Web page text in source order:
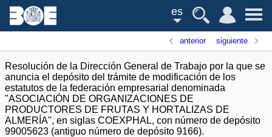
es
anterior siguiente
Resolución de la Dirección General de Trabajo por la que se
anuncia el depósito del trámite de modificación de los
estatutos de la federación empresarial denominada
"ASOCIACIÓN DE ORGANIZACIONES DE
PRODUCTORES DE FRUTAS Y HORTALIZAS DE
ALMERÍA", en siglas COEXPHAL, con número de depósito
99005623 (antiguo número de depósito 9166).